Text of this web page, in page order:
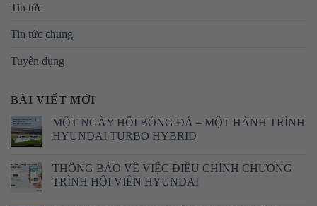
Tin tức
Tin tức chung
Tuyển dụng
BÀI VIẾT MỚI
MỘT NGÀY HỘI BÓNG ĐÁ – MỘT HÀNH TRÌNH
HYUNDAI TURBO HYBRID
THÔNG BÁO VỀ VIỆC ĐIỀU CHỈNH CHƯƠNG
TRÌNH HỘI VIÊN HYUNDAI